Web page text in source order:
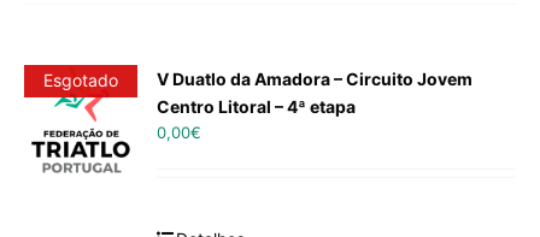
Esgotado
V Duatlo da Amadora – Circuito Jovem
Centro Litoral – 4ª etapa
0,00€